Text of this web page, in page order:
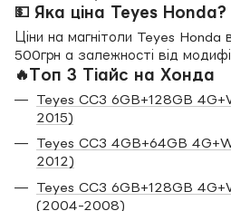
💵 Яка ціна Teyes Honda?
Ціни на магнітоли Teyes Honda
500грн а залежності від
🔥Топ 3 Тіайс на Хонда
Teyes CC3 6GB+128GB
2015)
Teyes CC3 4GB+64GB
2012)
Teyes CC3 6GB+128GB
(2004-2008)